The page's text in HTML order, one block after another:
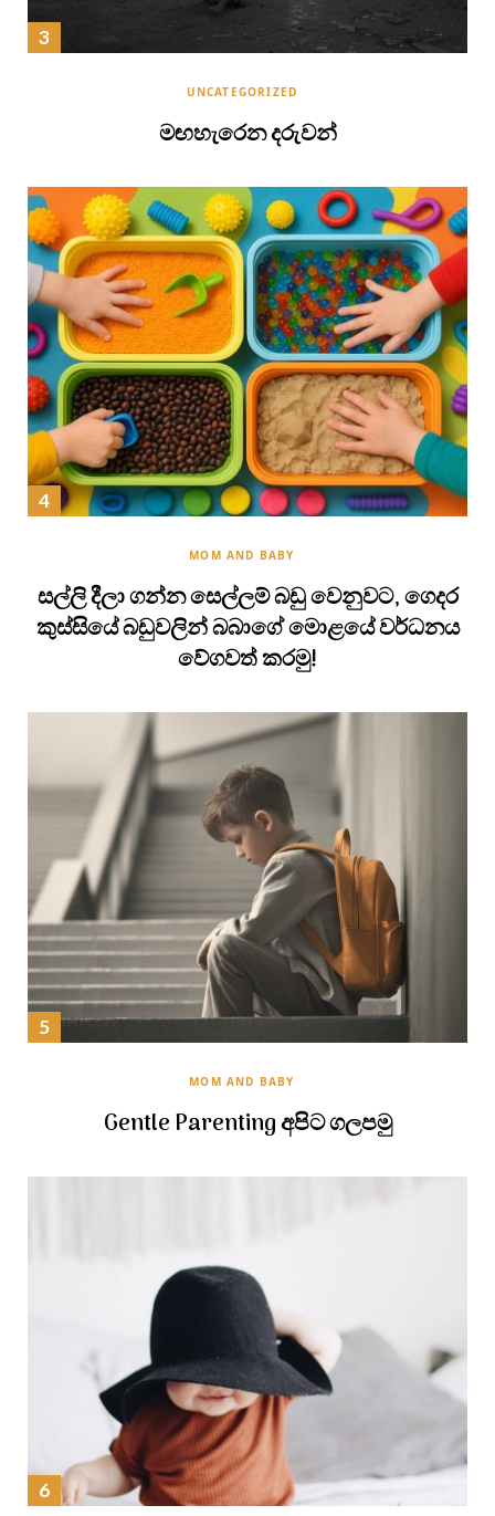
UNCATEGORIZED
මඟහැරෙන දරුවන්
MOM AND BABY
සල්ලි දීලා ගන්න සෙල්ලම් බඩු වෙනුවට, ගෙදර
කුස්සියේ බඩුවලින් බබාගේ මොළයේ වර්ධනය
වේගවත් කරමු!
MOM AND BABY
Gentle Parenting අපිට ගලපමු